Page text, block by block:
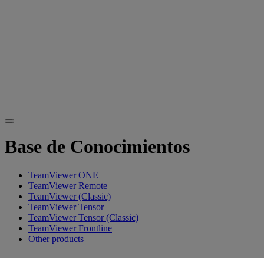
Base de Conocimientos
TeamViewer ONE
TeamViewer Remote
TeamViewer (Classic)
TeamViewer Tensor
TeamViewer Tensor (Classic)
TeamViewer Frontline
Other products